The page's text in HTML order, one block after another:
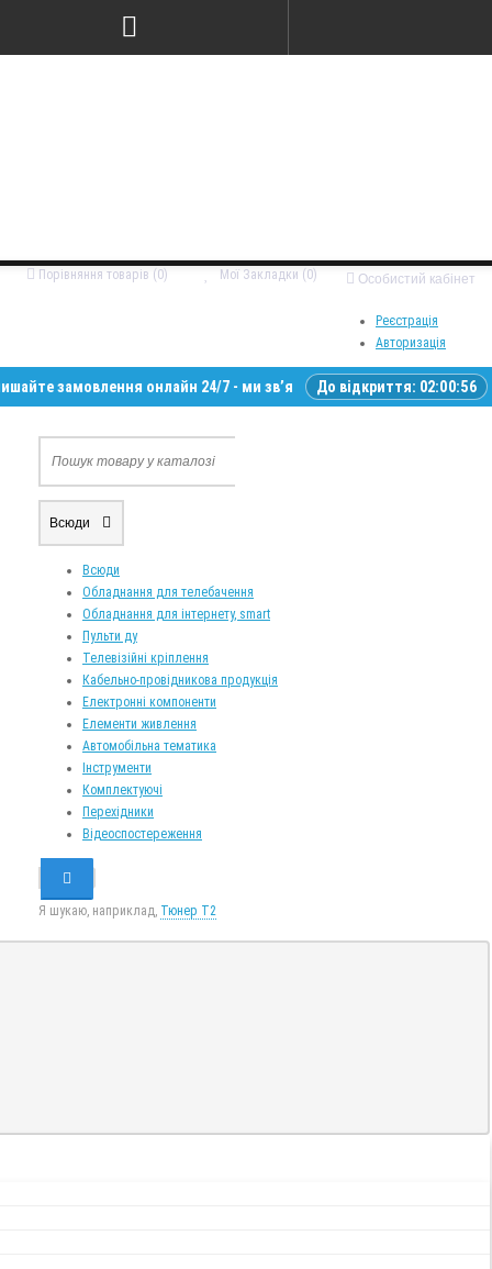
Особистий кабінет
Реєстрація
Авторизація
Мої Закладки (0)
Порівняння товарів (0)
онлайн 24/7 - ми зв’яжемося з вами у робочий час •
До відкриття: 02:00:55
Всюди
Всюди
Обладнання для телебачення
Обладнання для інтернету, smart
Пульти ду
Телевізійні кріплення
Кабельно-провідникова продукція
Електронні компоненти
Елементи живлення
Автомобільна тематика
Інструменти
Комплектуючі
Перехідники
Відеоспостереження
Я шукаю, наприклад, Тюнер T2